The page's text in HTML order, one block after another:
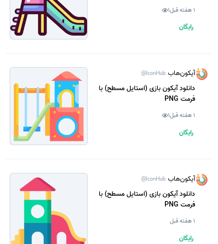
1 هفته قبل 1
رایگان
آیکون‌هاب @IconHub
دانلود آیکون بازی (استایل مسطح) با
فرمت PNG
1 هفته قبل 1
رایگان
آیکون‌هاب @IconHub
دانلود آیکون بازی (استایل مسطح) با
فرمت PNG
1 هفته قبل
رایگان